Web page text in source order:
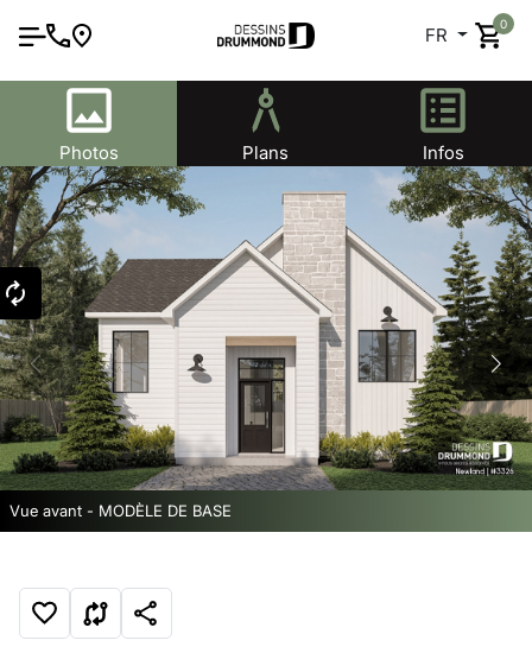
FR
0
Vue avant - MODÈLE DE BASE
Photos Plans Infos